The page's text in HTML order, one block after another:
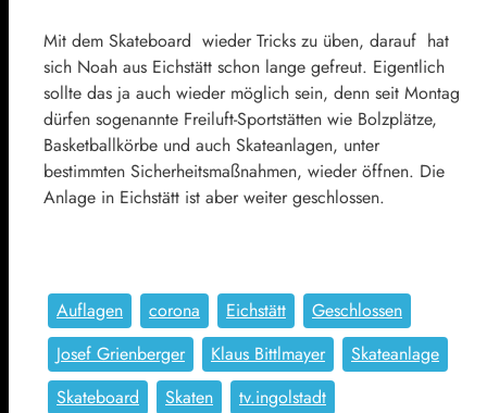
Mit dem Skateboard wieder Tricks zu üben, darauf hat
sich Noah aus Eichstätt schon lange gefreut. Eigentlich
sollte das ja auch wieder möglich sein, denn seit Montag
dürfen sogenannte Freiluft-Sportstätten wie Bolzplätze,
Basketballkörbe und auch Skateanlagen, unter
bestimmten Sicherheitsmaßnahmen, wieder öffnen. Die
Anlage in Eichstätt ist aber weiter geschlossen.
Auflagen corona Eichstätt
Geschlossen
Josef Grienberger
Klaus Bittlmayer
Skateanlage
Skateboard
Skaten tv.ingolstadt